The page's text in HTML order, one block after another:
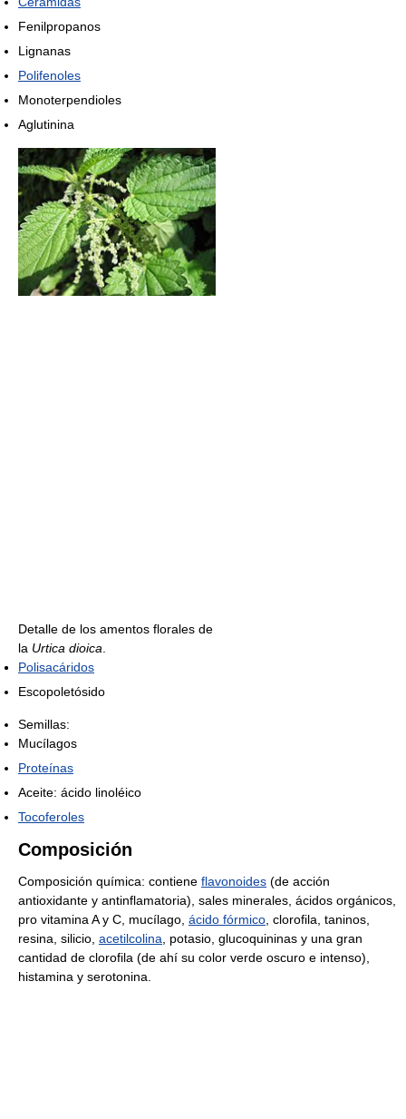
Fenilpropanos
Lignanas
Polifenoles
Monoterpendioles
Aglutinina
Detalle de los amentos florales de
la Urtica dioica
Polisacáridos
Escopoletósido
Semillas:
Mucílagos
Proteínas
Aceite: ácido linoléico
Tocoferoles
Composición
Composición química: contiene flavonoides (de acción
antioxidante y antinflamatoria), sales minerales, ácidos orgánicos,
pro vitamina A y C, mucílago, ácido fórmico , clorofila, taninos,
resina, silicio, acetilcolina , potasio, glucoquininas y una gran
cantidad de clorofila (de ahí su color verde oscuro e intenso),
histamina y serotonina.